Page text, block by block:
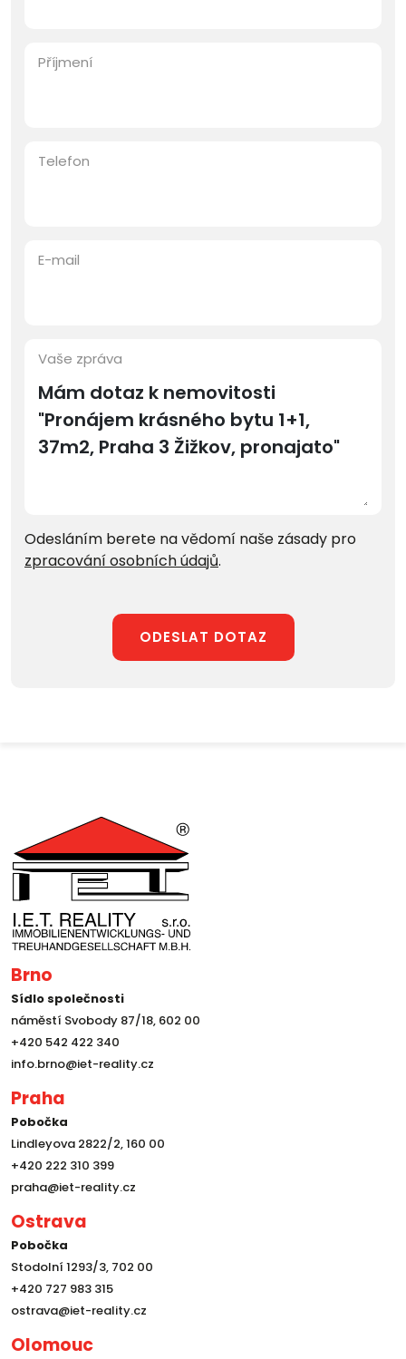
Příjmení
Telefon
E-mail
Vaše zpráva
Odesláním berete na vědomí naše zásady pro
zpracování osobních údajů.
ODESLAT DOTAZ
Brno
Sídlo společnosti
náměstí Svobody 87/18, 602 00
+420 542 422 340
info.brno@iet-reality.cz
Praha
Pobočka
Lindleyova 2822/2, 160 00
+420 222 310 399
praha@iet-reality.cz
Ostrava
Pobočka
Stodolní 1293/3, 702 00
+420 727 983 315
ostrava@iet-reality.cz
Olomouc